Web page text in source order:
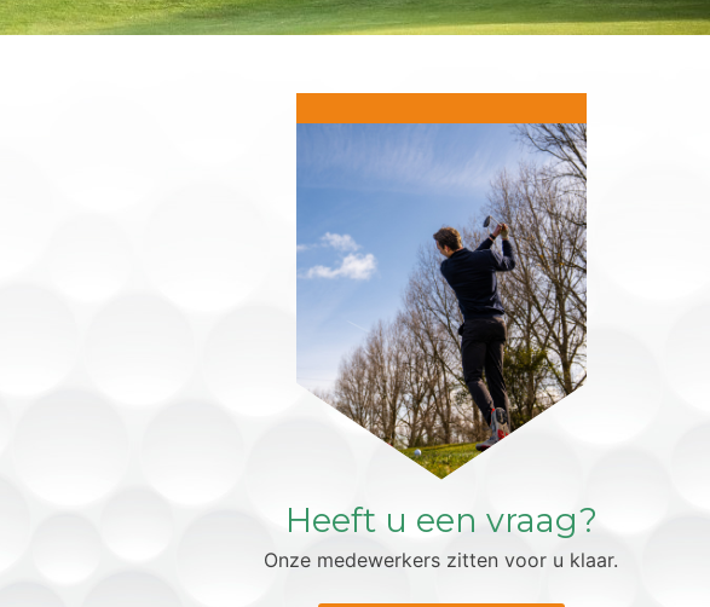
Heeft u een vraag?
Onze medewerkers zitten voor u klaar.